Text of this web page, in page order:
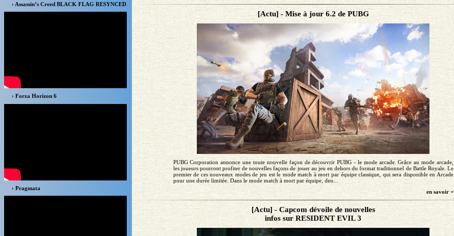
› Assassin’s Creed BLACK FLAG RESYNCED
› Forza Horizon 6
› Pragmata
[Actu] - Mise à jour 6.2 de PUBG
PUBG Corporation annonce une toute nouvelle façon de découvrir PUBG - le mode arcade. Grâce au mode arcade,
les joueurs pourront profiter de nouvelles façons de jouer au jeu en dehors du format traditionnel de Battle Royale. Le
premier de ces nouveaux modes de jeu est le mode match à mort par équipe classique, qui sera disponible en Arcade
pour une durée limitée. Dans le mode match à mort par équipe, deu...
en savoir +
[Actu] - Capcom dévoile de nouvelles
infos sur RESIDENT EVIL 3